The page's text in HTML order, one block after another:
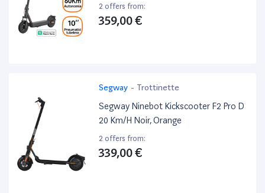
2 offers from:
359,00 €
Segway - Trottinette
Segway Ninebot Kickscooter F2 Pro D
20 Km/H Noir, Orange
2 offers from:
339,00 €